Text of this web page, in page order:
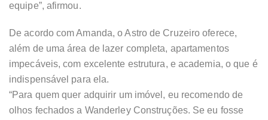
equipe”, afirmou.
De acordo com Amanda, o Astro de Cruzeiro oferece,
além de uma área de lazer completa, apartamentos
impecáveis, com excelente estrutura, e academia, o que é
indispensável para ela.
“Para quem quer adquirir um imóvel, eu recomendo de
olhos fechados a Wanderley Construções. Se eu fosse